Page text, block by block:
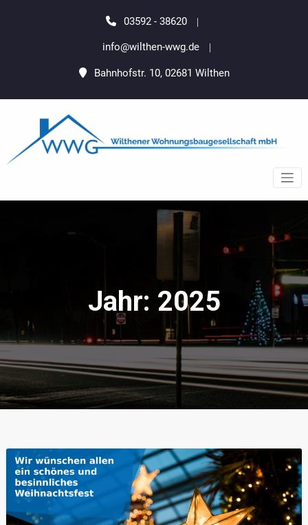
03592 - 38620
info@wilthen-wwg.de
Bahnhofstr. 10, 02681 Wilthen
Wohnungsbaugesellschaft
Jahr: 2025